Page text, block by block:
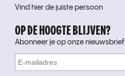
Vind hier de juiste persoon
OP DE HOOGTE BLIJVEN?
Abonneer je op onze nieuwsbrief